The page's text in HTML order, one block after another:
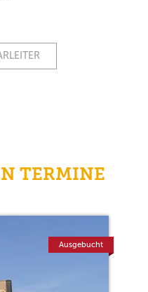
TERMINE
Ausgebucht